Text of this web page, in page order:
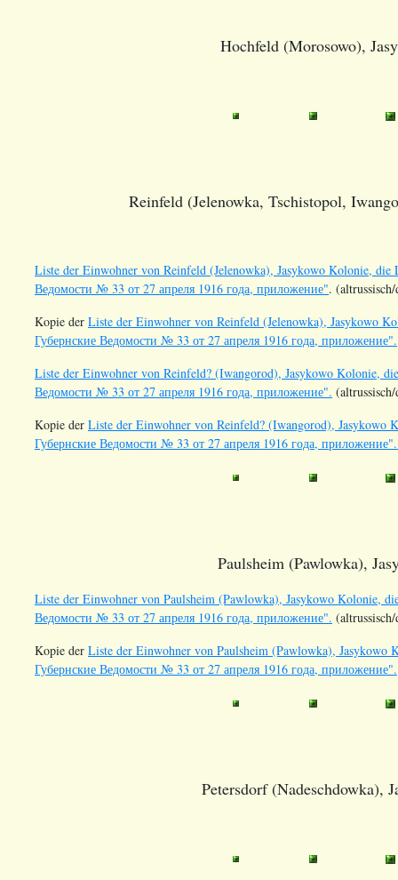
Hochfeld (Morosowo),
Reinfeld (Jelenowka, Tschistopol,
Liste der Einwohner von Reinfeld (Jelenowka), Jasykowo Kolonie,
Ведомости № 33 от 27 апреля 1916 года, приложение".
Kopie der Liste der Einwohner von Reinfeld (Jelenowka), Jasykowo
Губернские Ведомости № 33 от 27 апреля 1916 года, приложение".
Liste der Einwohner von Reinfeld? (Iwangorod), Jasykowo Kolonie,
Ведомости № 33 от 27 апреля 1916 года, приложение".
Kopie der Liste der Einwohner von Reinfeld? (Iwangorod), Jasykowo
Губернские Ведомости № 33 от 27 апреля 1916 года,
Paulsheim (Pawlowka),
Liste der Einwohner von Paulsheim (Pawlowka), Jasykowo Kolonie,
Ведомости № 33 от 27 апреля 1916 года, приложение".
Kopie der Liste der Einwohner von Paulsheim (Pawlowka), Jasykowo
Губернские Ведомости № 33 от 27 апреля 1916 года, приложение".
Petersdorf (Nadeschdowka),